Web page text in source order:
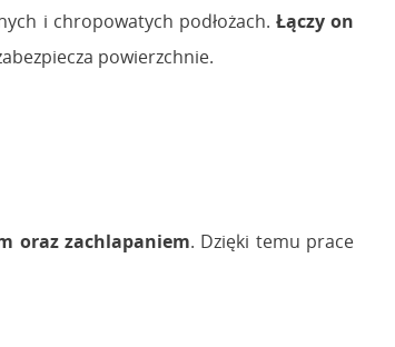
i chropowatych podłożach. Łączy on
powierzchnie.
oraz zachlapaniem. Dzięki temu prace